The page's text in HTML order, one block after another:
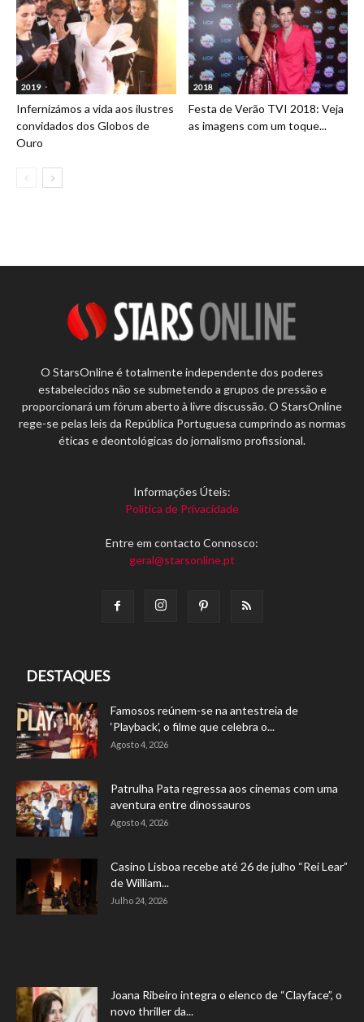
2019
Infernizámos a vida aos ilustres
convidados dos Globos de
Ouro
2018
Festa de Verão TVI 2018: Veja
as imagens com um toque...
O StarsOnline é totalmente independente dos poderes
estabelecidos não se submetendo a grupos de pressão e
proporcionará um fórum aberto à livre discussão. O StarsOnline
rege-se pelas leis da República Portuguesa cumprindo as normas
éticas e deontológicas do jornalismo profissional.
Informações Úteis:
Política de Privacidade
Entre em contacto Connosco:
geral@starsonline.pt
DESTAQUES
Famosos reúnem-se na antestreia de
‘Playback’, o filme que celebra o...
Agosto 4, 2026
Patrulha Pata regressa aos cinemas com uma
aventura entre dinossauros
Agosto 4, 2026
Casino Lisboa recebe até 26 de julho “Rei Lear”
de William...
Julho 24, 2026
Joana Ribeiro integra o elenco de “Clayface”, o
novo thriller da...